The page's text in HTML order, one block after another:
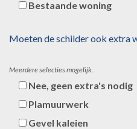
Bestaande woning
Moeten de schilder ook extra
Meerdere selecties mogelijk.
Nee, geen extra's nodig
Plamuurwerk
Gevel kaleien